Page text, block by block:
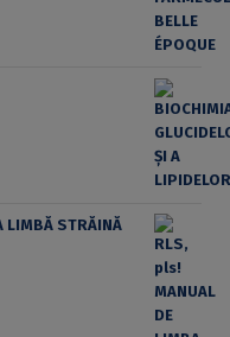
LIMBĂ STRĂINĂ